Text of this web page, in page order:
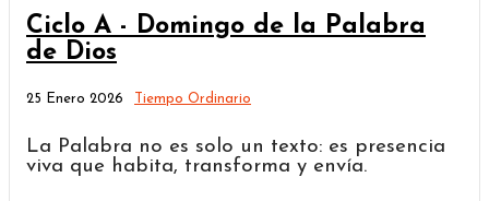
Ciclo A - Domingo de la Palabra
de Dios
25 Enero 2026 Tiempo Ordinario
La Palabra no es solo un texto: es presencia
viva que habita, transforma y envía.